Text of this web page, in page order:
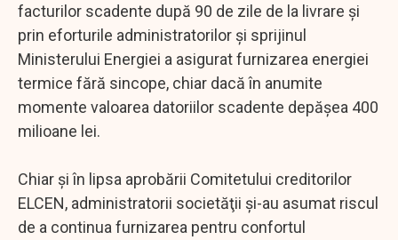
facturilor scadente după 90 de zile de la livrare şi
prin eforturile administratorilor şi sprijinul
Ministerului Energiei a asigurat furnizarea energiei
termice fără sincope, chiar dacă în anumite
momente valoarea datoriilor scadente depăşea 400
milioane lei.
Chiar şi în lipsa aprobării Comitetului creditorilor
ELCEN, administratorii societăţii şi-au asumat riscul
de a continua furnizarea pentru confortul